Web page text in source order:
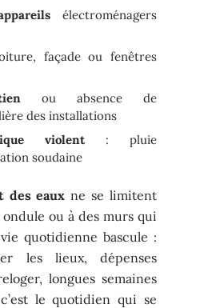
électroménagers
façade ou fenêtres
ou absence de
des installations
violent: pluie
soudaine
des eaux ne se limitent
ou à des murs qui
quotidienne bascule :
les lieux, dépenses
longues semaines
le quotidien qui se